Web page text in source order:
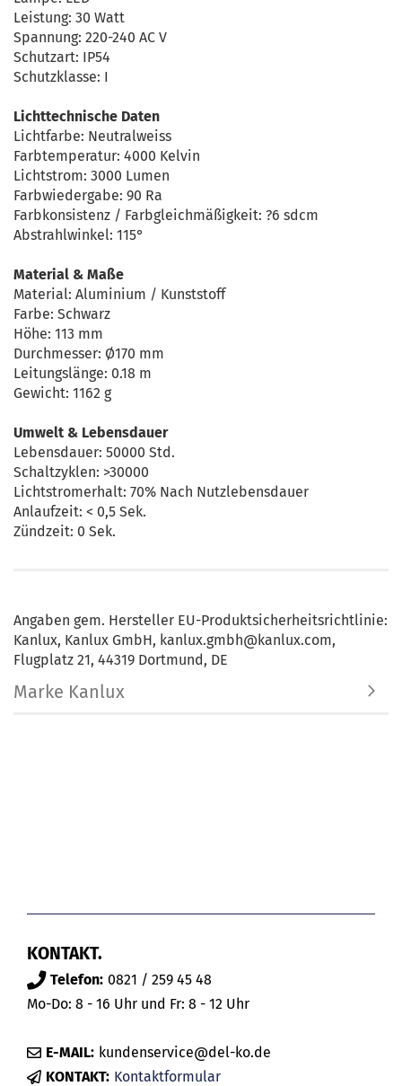
Leistung: 30 Watt
Spannung: 220-240 AC V
Schutzart: IP54
Schutzklasse: I
Lichttechnische Daten
Lichtfarbe: Neutralweiss
Farbtemperatur: 4000 Kelvin
Lichtstrom: 3000 Lumen
Farbwiedergabe: 90 Ra
Farbkonsistenz / Farbgleichmäßigkeit: ?6 sdcm
Abstrahlwinkel: 115°
Material & Maße
Material: Aluminium / Kunststoff
Farbe: Schwarz
Höhe: 113 mm
Durchmesser: Ø170 mm
Leitungslänge: 0.18 m
Gewicht: 1162 g
Umwelt & Lebensdauer
Lebensdauer: 50000 Std.
Schaltzyklen: >30000
Lichtstromerhalt: 70% Nach Nutzlebensdauer
Anlaufzeit: < 0,5 Sek.
Zündzeit: 0 Sek.
Angaben gem. Hersteller EU-Produktsicherheitsrichtlinie:
Kanlux, Kanlux GmbH, kanlux.gmbh@kanlux.com,
Flugplatz 21, 44319 Dortmund, DE
Marke Kanlux
KONTAKT.
Telefon: 0821 / 259 45 48
Mo-Do: 8 - 16 Uhr und Fr: 8 - 12 Uhr
E-MAIL: kundenservice@del-ko.de
KONTAKT: Kontaktformular